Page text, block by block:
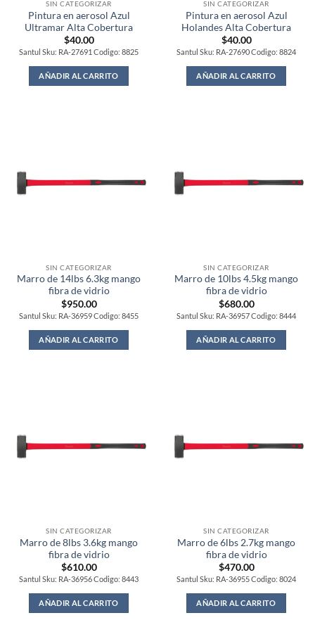
SIN CATEGORIZAR
Pintura en aerosol Azul
Ultramar Alta Cobertura
$40.00
Santul Sku: RA-27691 Codigo: 8825
AÑADIR AL CARRITO
SIN CATEGORIZAR
Pintura en aerosol Azul
Holandes Alta Cobertura
$40.00
Santul Sku: RA-27690 Codigo: 8824
AÑADIR AL CARRITO
SIN CATEGORIZAR
Marro de 14lbs 6.3kg mango
fibra de vidrio
$950.00
Santul Sku: RA-36959 Codigo: 8455
AÑADIR AL CARRITO
SIN CATEGORIZAR
Marro de 10lbs 4.5kg mango
fibra de vidrio
$680.00
Santul Sku: RA-36957 Codigo: 8444
AÑADIR AL CARRITO
SIN CATEGORIZAR
Marro de 8lbs 3.6kg mango
fibra de vidrio
$610.00
Santul Sku: RA-36956 Codigo: 8443
AÑADIR AL CARRITO
SIN CATEGORIZAR
Marro de 6lbs 2.7kg mango
fibra de vidrio
$470.00
Santul Sku: RA-36955 Codigo: 8024
AÑADIR AL CARRITO